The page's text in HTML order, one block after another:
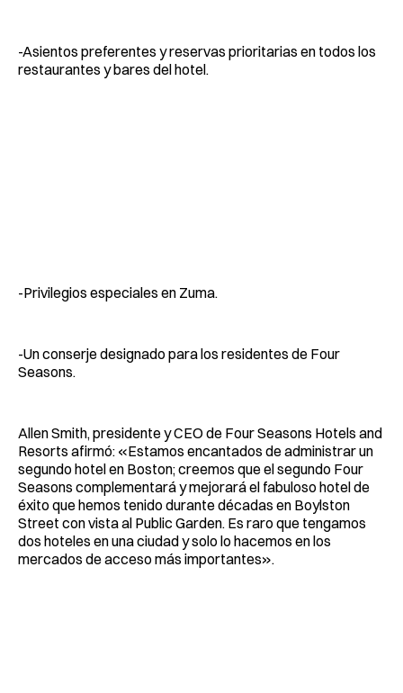
-Asientos preferentes y reservas prioritarias en todos los
restaurantes y bares del hotel.
-Privilegios especiales en Zuma.
-Un conserje designado para los residentes de Four
Seasons.
Allen Smith, presidente y CEO de Four Seasons Hotels and
Resorts afirmó: «Estamos encantados de administrar un
segundo hotel en Boston; creemos que el segundo Four
Seasons complementará y mejorará el fabuloso hotel de
éxito que hemos tenido durante décadas en Boylston
Street con vista al Public Garden. Es raro que tengamos
dos hoteles en una ciudad y solo lo hacemos en los
mercados de acceso más importantes».